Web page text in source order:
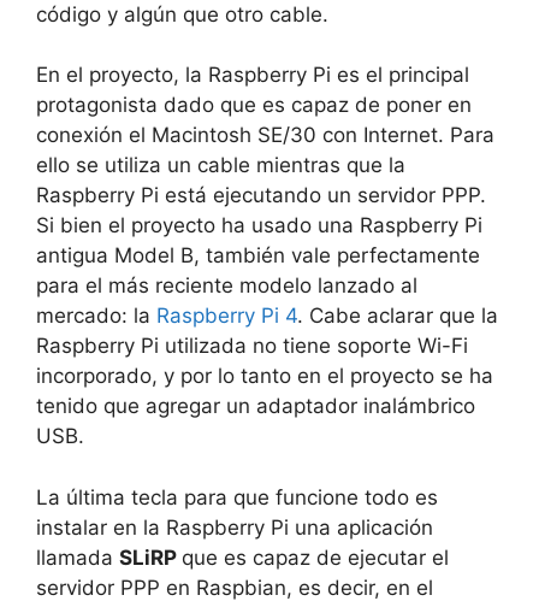
código y algún que otro cable.
En el proyecto, la Raspberry Pi es el principal
protagonista dado que es capaz de poner en
conexión el Macintosh SE/30 con Internet. Para
ello se utiliza un cable mientras que la
Raspberry Pi está ejecutando un servidor PPP.
Si bien el proyecto ha usado una Raspberry Pi
antigua Model B, también vale perfectamente
para el más reciente modelo lanzado al
mercado: la Raspberry Pi 4. Cabe aclarar que la
Raspberry Pi utilizada no tiene soporte Wi-Fi
incorporado, y por lo tanto en el proyecto se ha
tenido que agregar un adaptador inalámbrico
USB.
La última tecla para que funcione todo es
instalar en la Raspberry Pi una aplicación
llamada SLiRP que es capaz de ejecutar el
servidor PPP en Raspbian, es decir, en el